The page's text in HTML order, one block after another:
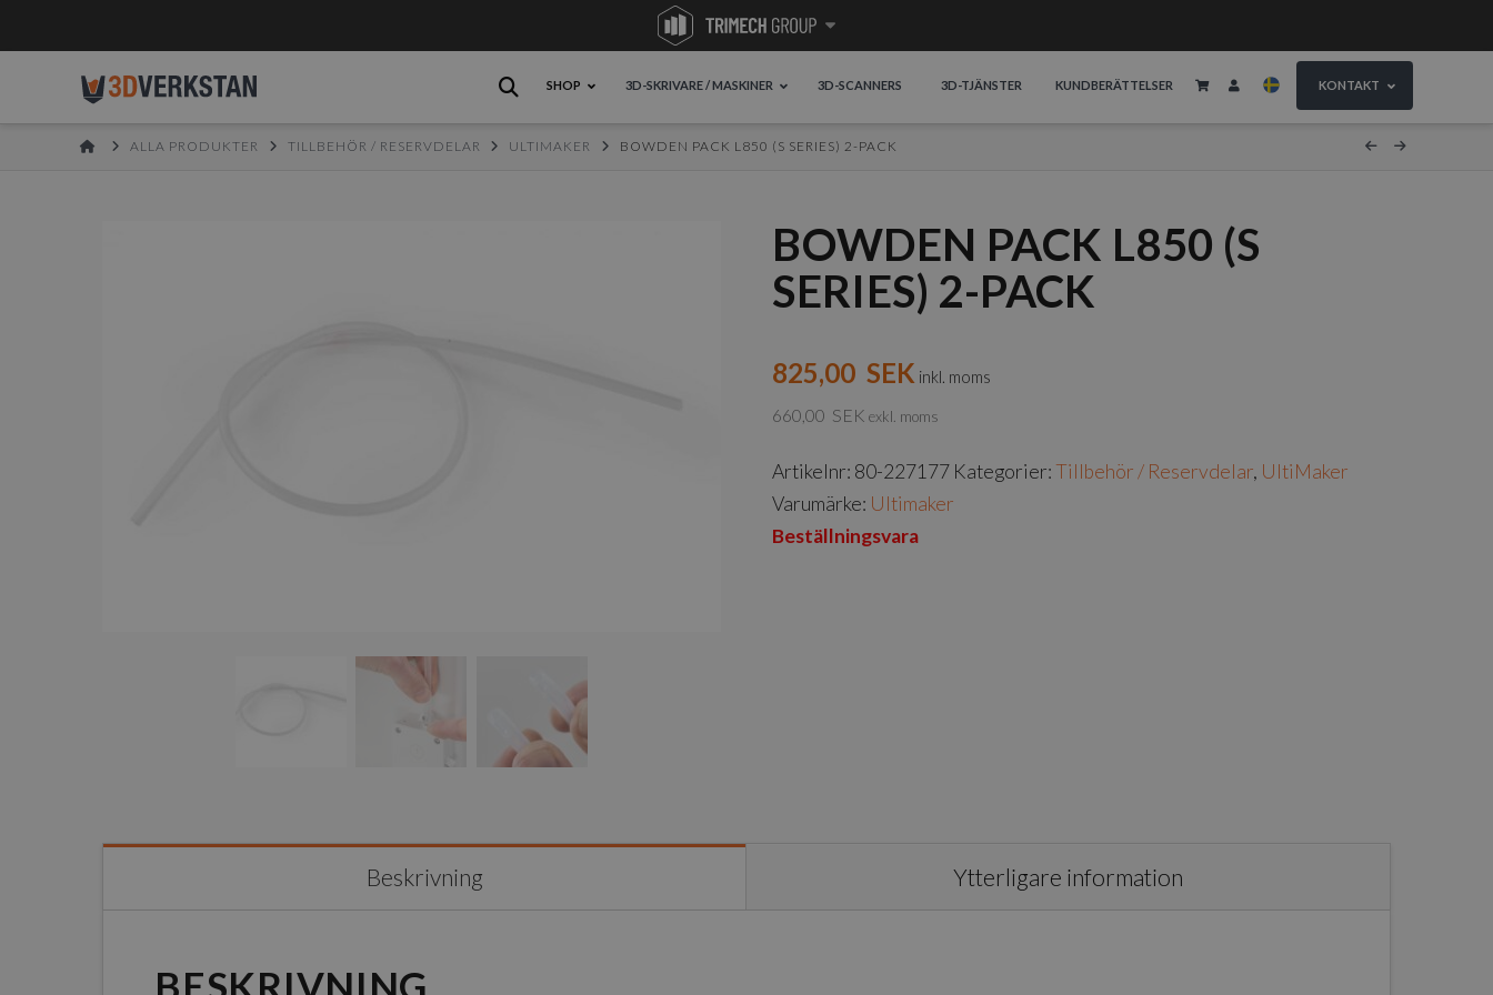
SHOP 3D-SKRIVARE / MASKINER 3D-SCANNERS 3D-TJÄNSTER KUNDBERÄTTELSER KONTAKT
HOMEALLA PRODUKTER TILLBEHÖR / RESERVDELAR ULTIMAKER BOWDEN PACK L850 (S SERIES) 2-PACK
BOWDEN PACK L850 (S
SERIES) 2-PACK
825,00 SEK inkl. moms
660,00 SEK exkl. moms
Artikelnr: 80-227177 Kategorier:Tillbehör / Reservdelar, UltiMaker
Varumärke: Ultimaker
Beställningsvara
Beskrivning Ytterligare information
BESKRIVNING